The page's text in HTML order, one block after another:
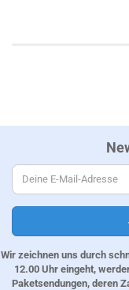
Wir zeichnen uns durch
12.00 Uhr eingeht,
Paketsendungen, deren